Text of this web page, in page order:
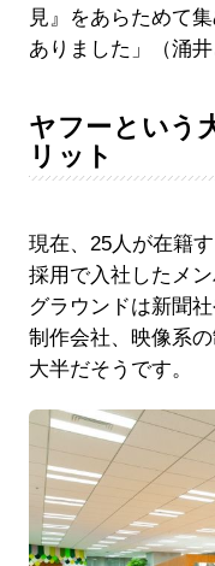
見』をあらためて
ありました」（涌井
ヤフーという
リット
現在、25人が在籍
採用で入社したメ
グラウンドは新聞
制作会社、映像系
大半だそうです。